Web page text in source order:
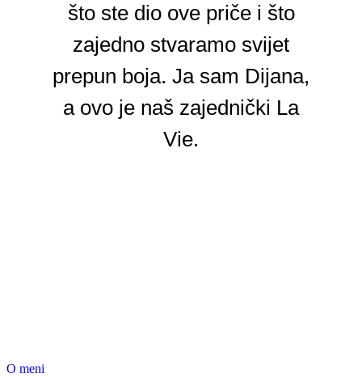
što ste dio ove priče i što
zajedno stvaramo svijet
prepun boja. Ja sam Dijana,
a ovo je naš zajednički La
Vie.
O meni